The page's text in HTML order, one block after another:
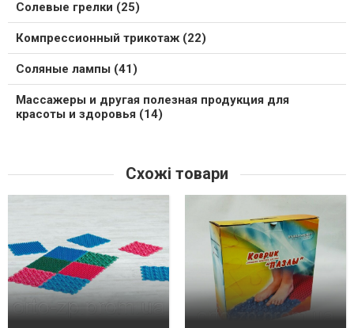
Солевые грелки (25)
Компрессионный трикотаж (22)
Соляные лампы (41)
Массажеры и другая полезная продукция для
красоты и здоровья (14)
Схожі товари